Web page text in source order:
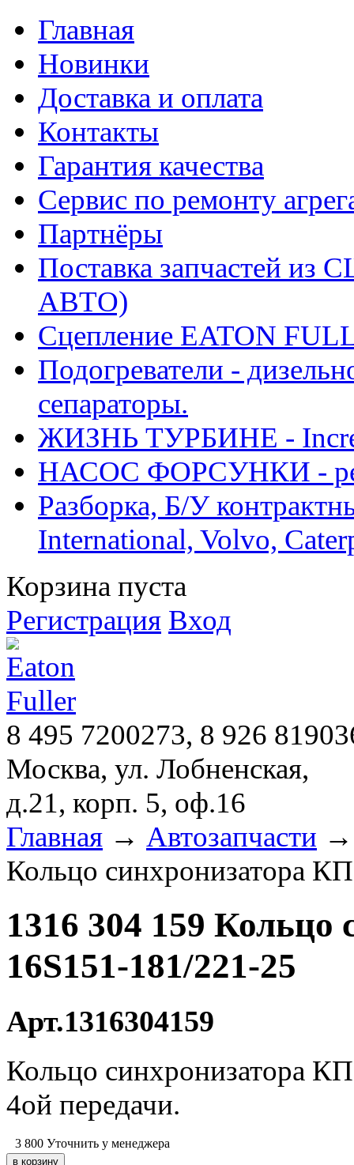
Главная
Новинки
Доставка и оплата
Контакты
Гарантия качества
Сервис по ремонту
Партнёры
Поставка запчастей
АВТО)
Сцепление EATON
Подогреватели -
сепараторы.
ЖИЗНЬ ТУРБИНЕ -
НАСОС ФОРСУНКИ -
Разборка, Б/У
International, Volvo,
Корзина пуста
Регистрация Вход
8 495 7200273, 8 926
Москва, ул. Лобненская,
д.21, корп. 5, оф.16
Главная → Автозапчасти
Кольцо синхронизатора
1316 304 159
16S151-181/221-25
Арт.1316304159
Кольцо синхронизатора
4ой передачи.
3 800 Уточнить у менеджера